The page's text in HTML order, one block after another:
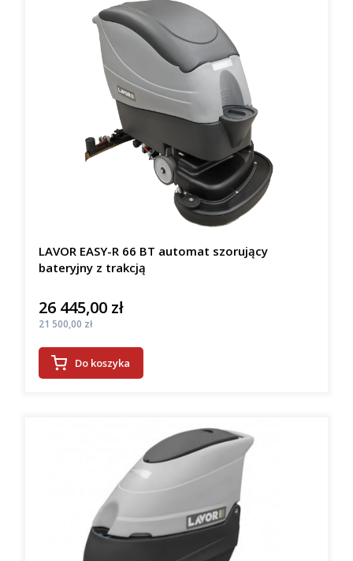
LAVOR EASY-R 66 BT automat szorujący
bateryjny z trakcją
Cena
26 445,00 zł
Cena
21 500,00 zł
Do koszyka